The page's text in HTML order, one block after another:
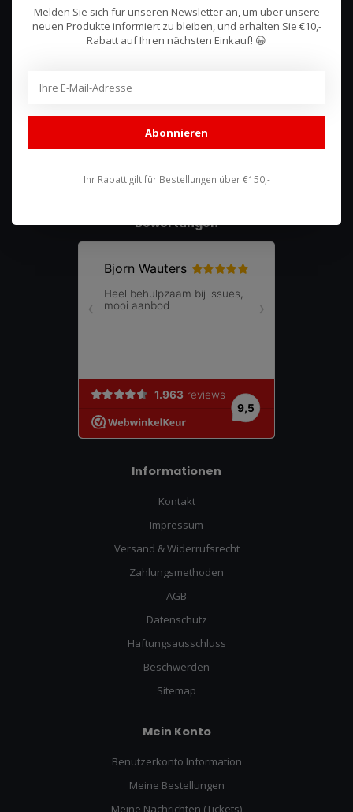
Hullerpad 13Q
6741 PA
shop@racing-products.com
Bewertungen
Informationen
Kontakt
Impressum
Versand & Widerrufsrecht
Zahlungsmethoden
AGB
Datenschutz
Haftungsausschluss
Beschwerden
Sitemap
Mein Konto
Benutzerkonto Information
Meine Bestellungen
Melden Sie sich für unseren Newsletter an, um über unsere
neuen Produkte informiert zu bleiben, und erhalten Sie €10,-
Rabatt auf Ihren nächsten Einkauf! 😀
Abonnieren
Ihr Rabatt gilt für Bestellungen über €150,-